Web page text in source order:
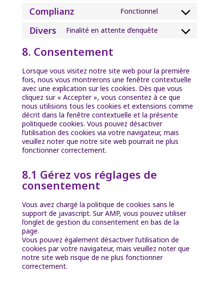
service
engine
Complianz Fonctionnel
Consent
service
Divers Finalité en attente d’enquête
Consent
8. Consentement
Lorsque vous visitez notre site web pour la première
fois, nous vous montrerons une fenêtre contextuelle
avec une explication sur les cookies. Dès que vous
cliquez sur « Accepter », vous consentez à ce que
nous utilisions tous les cookies et extensions comme
décrit dans la fenêtre contextuelle et la présente
politiquede cookies. Vous pouvez désactiver
l’utilisation des cookies via votre navigateur, mais
veuillez noter que notre site web pourrait ne plus
fonctionner correctement.
8.1 Gérez vos réglages de
consentement
Vous avez chargé la politique de cookies sans le
support de javascript. Sur AMP, vous pouvez utiliser
l’onglet de gestion du consentement en bas de la
page.
Vous pouvez également désactiver l’utilisation de
cookies par votre navigateur, mais veuillez noter que
notre site web risque de ne plus fonctionner
correctement.